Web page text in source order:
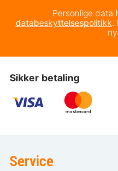
Personlige data
databeskyttelsespolitikk.
Sikker betaling
Service